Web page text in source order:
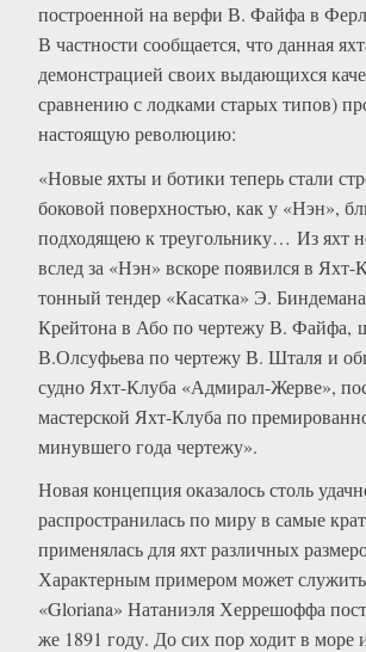
построенной на верфи В. Файфа в
В частности сообщается, что данная
демонстрацией своих выдающихся
сравнению с лодками старых типов)
настоящую революцию:
«Новые яхты и ботики теперь стали
боковой поверхностью, как у «Нэн»,
подходящею к треугольнику… Из яхт
вслед за «Нэн» вскоре появился в Яхт-
тонный тендер «Касатка» Э.
Крейтона в Або по чертежу В. Файфа,
В.Олсуфьева по чертежу В. Шталя и
судно Яхт-Клуба «Адмирал-Жерве»,
мастерской Яхт-Клуба по
минувшего года чертежу».
Новая концепция оказалось столь
распространилась по миру в самые
применялась для яхт различных
Характерным примером может
«Gloriana» Натаниэля Херрешоффа
же 1891 году. До сих пор ходит в море